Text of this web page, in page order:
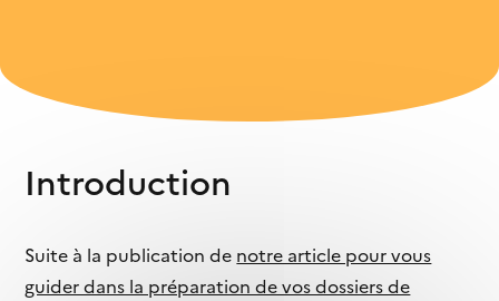
Introduction
Suite à la publication de notre article pour vous
guider dans la préparation de vos dossiers de